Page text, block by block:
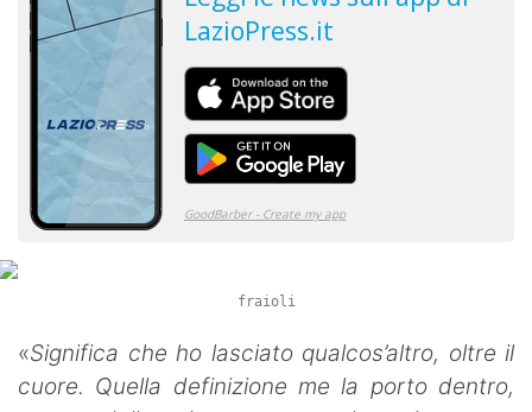
fraioli
«Significa che ho lasciato qualcos’altro, oltre il
cuore. Quella definizione me la porto dentro,